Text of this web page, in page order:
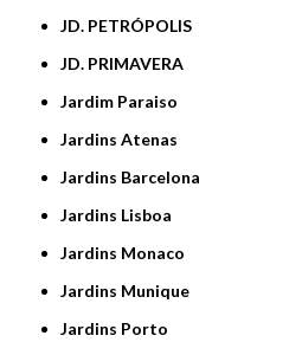
JD. PETRÓPOLIS
JD. PRIMAVERA
Jardim Paraiso
Jardins Atenas
Jardins Barcelona
Jardins Lisboa
Jardins Monaco
Jardins Munique
Jardins Porto